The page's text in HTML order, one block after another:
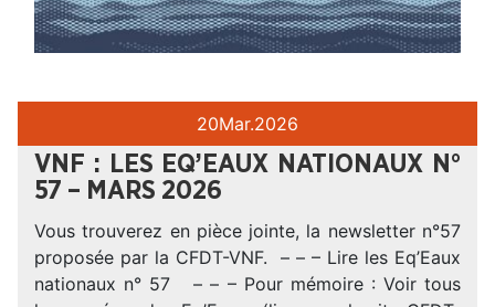
20Mar.2026
VNF : LES EQ’EAUX NATIONAUX N°
57 – MARS 2026
Vous trouverez en pièce jointe, la newsletter n°57
proposée par la CFDT-VNF. – – – Lire les Eq’Eaux
nationaux n° 57 – – – Pour mémoire : Voir tous